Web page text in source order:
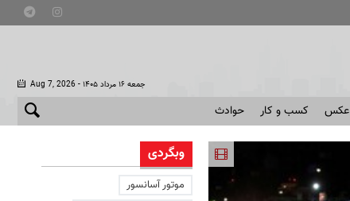
Aug 7, 2026 - جمعه ۱۶ مرداد ۱۴۰۵
عکس کسب و کار حوادث
وبگردی
موتور آسانسور